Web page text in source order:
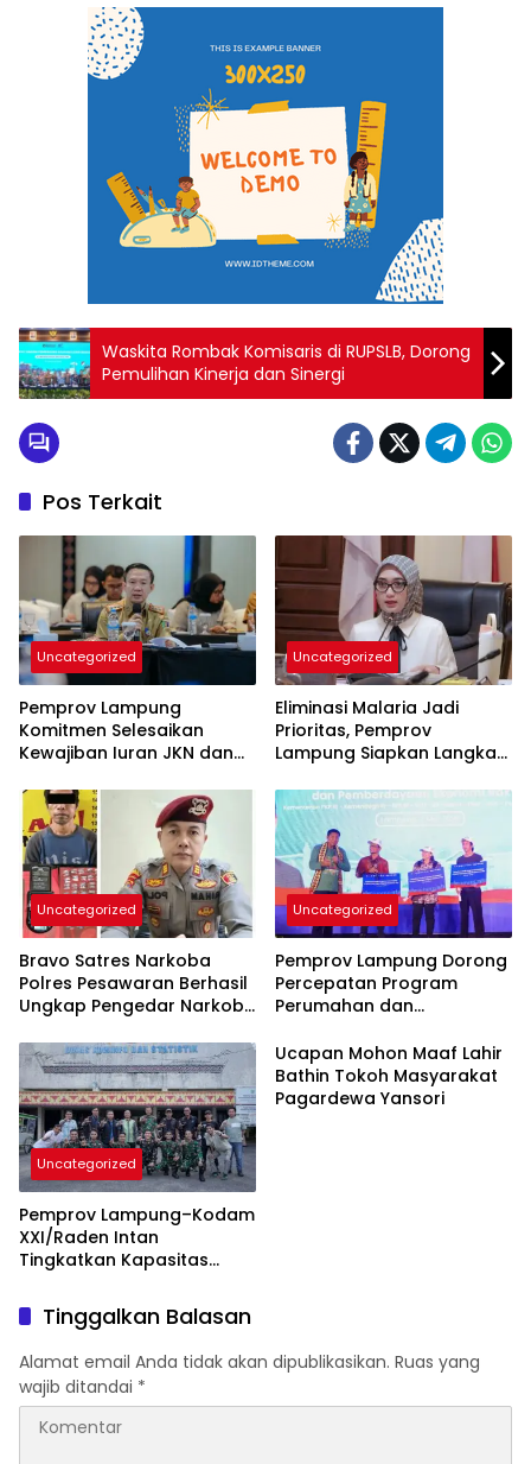
Waskita Rombak Komisaris di RUPSLB, Dorong
Pemulihan Kinerja dan Sinergi
Pos Terkait
Uncategorized
Pemprov Lampung
Komitmen Selesaikan
Kewajiban Iuran JKN dan
Kepesertaan BPJS
Kesehatan
Uncategorized
Eliminasi Malaria Jadi
Prioritas, Pemprov
Lampung Siapkan Langkah
Uncategorized
Bravo Satres Narkoba
Polres Pesawaran Berhasil
Ungkap Pengedar Narkoba
Uncategorized
Pemprov Lampung Dorong
Percepatan Program
Perumahan dan
Rakyat
Uncategorized
Pemprov Lampung–Kodam
XXI/Raden Intan
Tingkatkan Kapasitas
Komunikasi Publik
Ucapan Mohon Maaf Lahir
Bathin Tokoh Masyarakat
Pagardewa Yansori
Tinggalkan Balasan
Alamat email Anda tidak akan dipublikasikan. Ruas yang
wajib ditandai *